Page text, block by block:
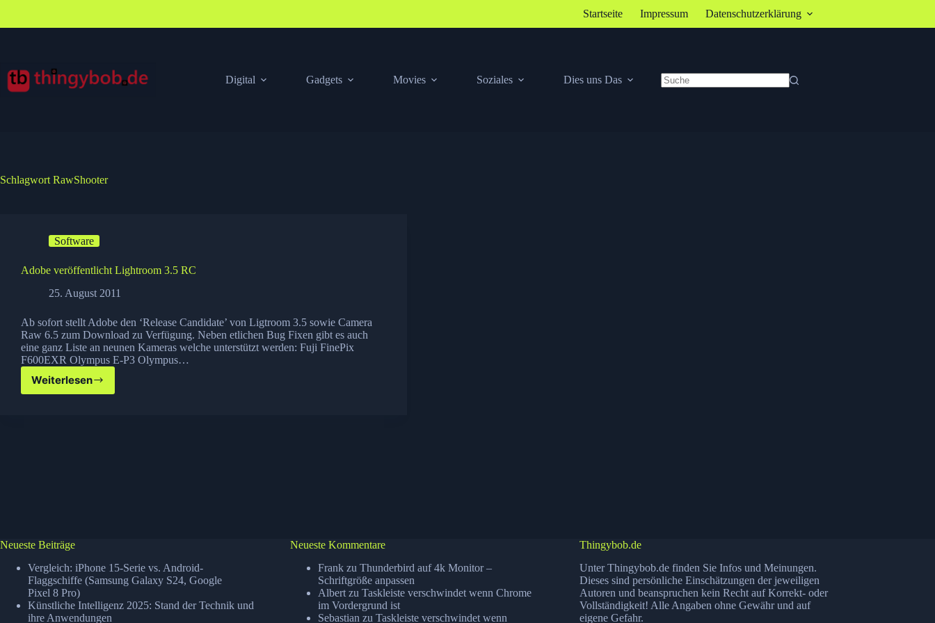
springen
Startseite Impressum Datenschutzerklärung
Digital Gadgets Movies Soziales
Dies uns Das
Schlagwort RawShooter
Software
Adobe veröffentlicht Lightroom 3.5 RC
25. August 2011
Ab sofort stellt Adobe den ‘Release Candidate’ von Ligtroom 3.5 sowie Camera
Raw 6.5 zum Download zu Verfügung. Neben etlichen Bug Fixen gibt es auch
eine ganz Liste an neunen Kameras welche unterstützt werden: Fuji FinePix
F600EXR Olympus E-P3 Olympus…
Weiterlesen
Adobe
Neueste Beiträge
Vergleich: iPhone 15-Serie vs. Android-
Flaggschiffe (Samsung Galaxy S24, Google
Pixel 8 Pro)
Künstliche Intelligenz 2025: Stand der Technik und
ihre Anwendungen
Neueste Kommentare
Frankzu Thunderbird auf 4k Monitor –
Schriftgröße anpassen
Albertzu Taskleiste verschwindet wenn Chrome
im Vordergrund ist
Sebastian zu Taskleiste verschwindet wenn
Thingybob.de
Unter Thingybob.de finden Sie Infos und Meinungen.
Dieses sind persönliche Einschätzungen der jeweiligen
Autoren und beanspruchen kein Recht auf Korrekt- oder
Vollständigkeit! Alle Angaben ohne Gewähr und auf
eigene Gefahr.